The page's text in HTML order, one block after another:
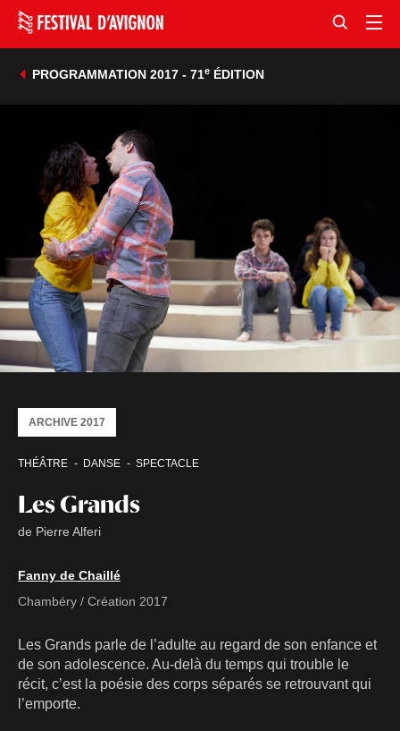
PROGRAMMATION 2017 - 71eÉDITION
Les Grands
de Pierre Alferi
THÉÂTRE DANSE SPECTACLE
ARCHIVE 2017
Fanny de Chaillé
Chambéry / Création 2017
Les Grands parle de l’adulte au regard de son enfance et
de son adolescence. Au-delà du temps qui trouble le
récit, c’est la poésie des corps séparés se retrouvant qui
l’emporte.